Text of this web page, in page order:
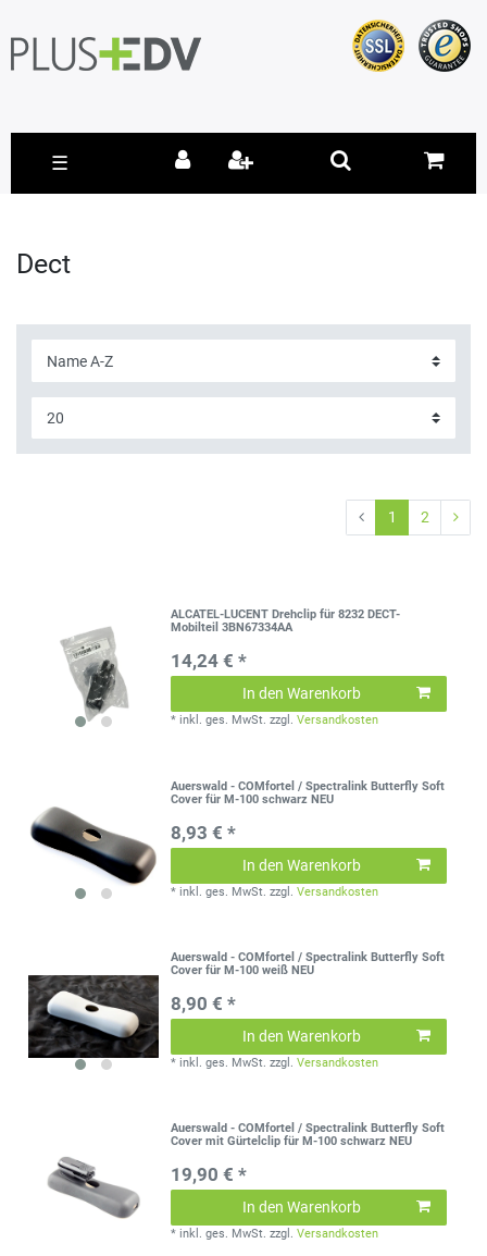
☰
Dect
1 2
ALCATEL-LUCENT Drehclip für 8232 DECT-
Mobilteil 3BN67334AA
14,24 € *
In den Warenkorb
* inkl. ges. MwSt. zzgl.Versandkosten
Auerswald - COMfortel / Spectralink Butterfly Soft
Cover für M-100 schwarz NEU
8,93 € *
In den Warenkorb
* inkl. ges. MwSt. zzgl.Versandkosten
Auerswald - COMfortel / Spectralink Butterfly Soft
Cover für M-100 weiß NEU
8,90 € *
In den Warenkorb
* inkl. ges. MwSt. zzgl.Versandkosten
Auerswald - COMfortel / Spectralink Butterfly Soft
Cover mit Gürtelclip für M-100 schwarz NEU
19,90 € *
In den Warenkorb
* inkl. ges. MwSt. zzgl.Versandkosten